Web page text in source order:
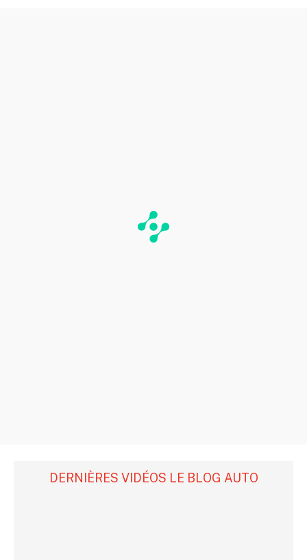
DERNIÈRES VIDÉOS LE BLOG AUTO